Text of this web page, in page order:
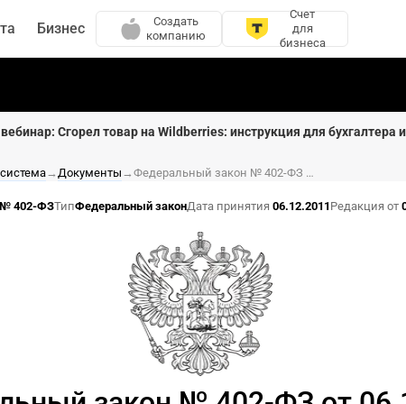
Бизнес
Создать
компанию
Счет
для
бизнеса
Сгорел товар на Wildberries: инструкция для бухгалтера
→ Документы → Федеральный закон № 402-ФЗ от 06.12.2011
№ 402-ФЗТипФедеральный законДата принятия 06.12.2011Редакция от